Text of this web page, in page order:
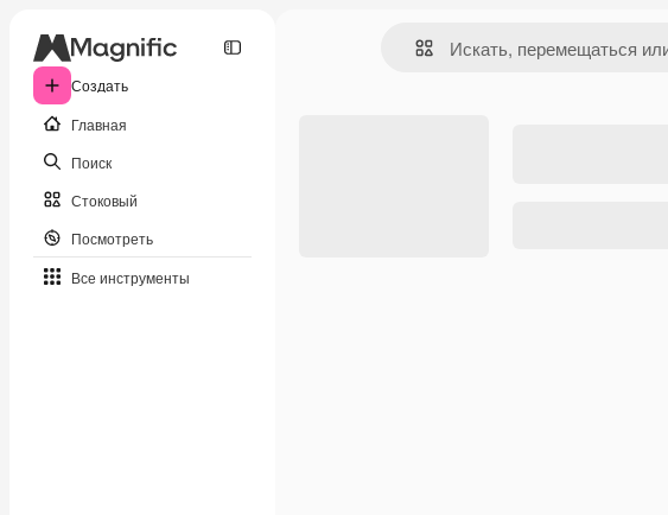
Создать
Главная
Поиск
Стоковый
Посмотреть
Все инструменты